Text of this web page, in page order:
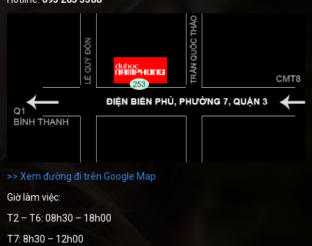
>> Xem đường đi trên Google Map
Giờ làm việc:
T2 – T6: 08h30 – 18h00
T7: 8h30 – 12h00